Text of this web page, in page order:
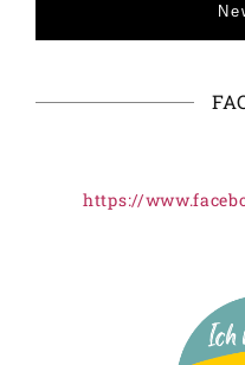
https://